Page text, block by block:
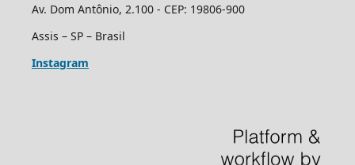
Av. Dom Antônio, 2.100 - CEP: 19806-900
Assis – SP – Brasil
Instagram